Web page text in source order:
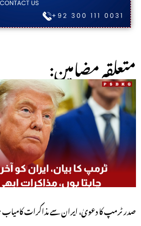
:متعلقہ مضامین
صدر ٹرمپ کا دعویٰ، ایران سے مذاکرات کامیاب